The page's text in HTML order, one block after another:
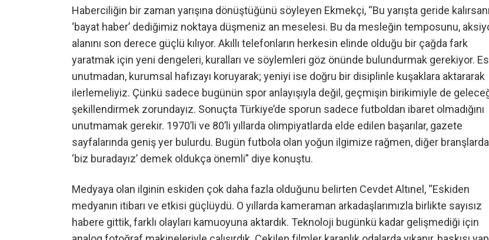
Haberciliğin bir zaman yarışına dönüştüğünü söyleyen Ekmekçi, “Bu yarışta geride
‘bayat haber’ dediğimiz noktaya düşmeniz an meselesi. Bu da mesleğin temposunu,
alanını son derece güçlü kılıyor. Akıllı telefonların herkesin elinde olduğu bir çağda fark
yaratmak için yeni dengeleri, kuralları ve söylemleri göz önünde bulundurmak gerekiyor.
unutmadan, kurumsal hafızayı koruyarak; yeniyi ise doğru bir disiplinle kuşaklara aktararak
ilerlemeliyiz. Çünkü sadece bugünün spor anlayışıyla değil, geçmişin birikimiyle de
şekillendirmek zorundayız. Sonuçta Türkiye’de sporun sadece futboldan ibaret olmadığını
unutmamak gerekir. 1970’li ve 80’li yıllarda olimpiyatlarda elde edilen başarılar, gazete
sayfalarında geniş yer bulurdu. Bugün futbola olan yoğun ilgimize rağmen, diğer
‘biz buradayız’ demek oldukça önemli” diye konuştu.
Medyaya olan ilginin eskiden çok daha fazla olduğunu belirten Cevdet Altınel, “Eskiden
medyanın itibarı ve etkisi güçlüydü. O yıllarda kameraman arkadaşlarımızla birlikte sayısız
habere gittik, farklı olayları kamuoyuna aktardık. Teknoloji bugünkü kadar gelişmediği için